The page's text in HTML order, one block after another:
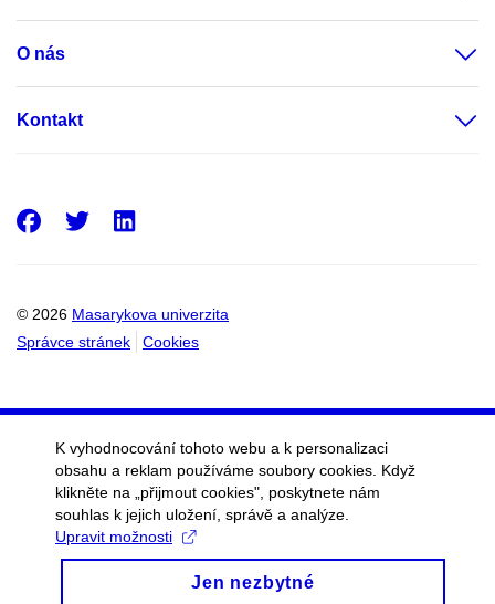
O nás
Kontakt
© 2026 Masarykova univerzita
Správce stránek
Cookies
Facebook
Twitter
K vyhodnocování tohoto webu a k personalizaci
obsahu a reklam používáme soubory cookies. Když
klikněte na „přijmout cookies", poskytnete nám
souhlas k jejich uložení, správě a analýze.
Upravit možnosti
Jen nezbytné